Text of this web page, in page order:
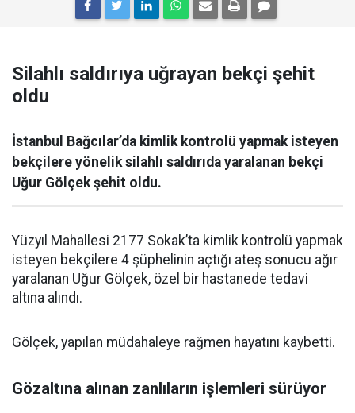
Silahlı saldırıya uğrayan bekçi şehit
oldu
İstanbul Bağcılar’da kimlik kontrolü yapmak isteyen
bekçilere yönelik silahlı saldırıda yaralanan bekçi
Uğur Gölçek şehit oldu.
Yüzyıl Mahallesi 2177 Sokak’ta kimlik kontrolü yapmak
isteyen bekçilere 4 şüphelinin açtığı ateş sonucu ağır
yaralanan Uğur Gölçek, özel bir hastanede tedavi
altına alındı.
Gölçek, yapılan müdahaleye rağmen hayatını kaybetti.
Gözaltına alınan zanlıların işlemleri sürüyor